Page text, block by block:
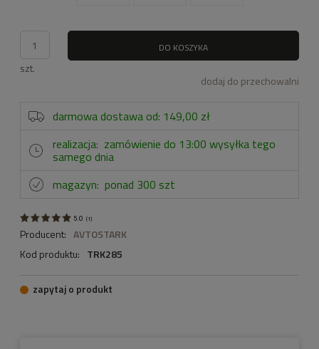
szt.
DO KOSZYKA
dodaj do przechowalni
darmowa dostawa od: 149,00 zł
realizacja: zamówienie do 13:00 wysyłka tego
samego dnia
magazyn: ponad 300 szt
5.0 (1)
Producent: AVTOSTARK
Kod produktu: TRK285
zapytaj o produkt